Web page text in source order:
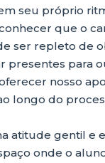
seu próprio
que o
ser repleto de
presentes para
nosso
longo do
atitude gentil e
onde o